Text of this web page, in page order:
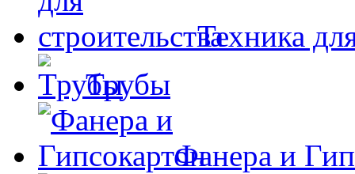
Техника
Трубы
Фанера и